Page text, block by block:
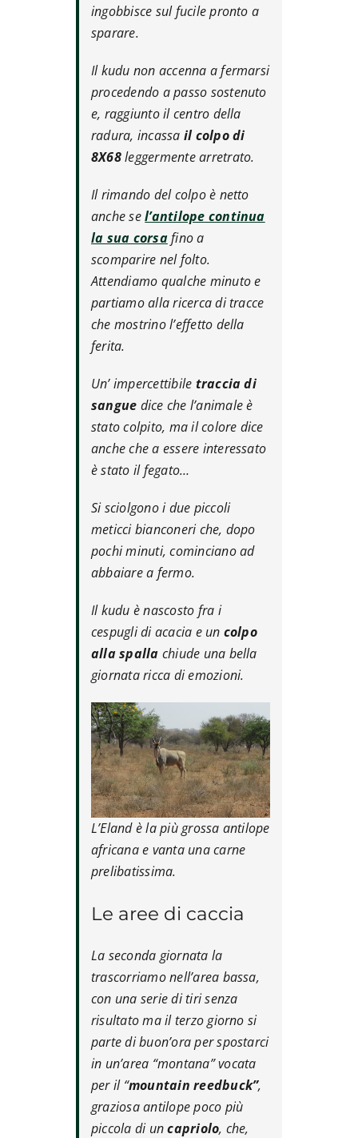
ingobbisce sul fucile pronto a
sparare.
Il kudu non accenna a fermarsi
procedendo a passo sostenuto
e, raggiunto il centro della
radura, incassa il colpo di
8X68leggermente arretrato.
Il rimando del colpo è netto
anche sel’antilope continua
la sua corsafino a
scomparire nel folto.
Attendiamo qualche minuto e
partiamo alla ricerca di tracce
che mostrino l’effetto della
ferita.
Un’ impercettibile traccia di
sangue dice che l’animale è
stato colpito, ma il colore dice
anche che a essere interessato
è stato il fegato…
Si sciolgono i due piccoli
meticci bianconeri che, dopo
pochi minuti, cominciano ad
abbaiare a fermo.
Il kudu è nascosto fra i
cespugli di acacia e un colpo
alla spalla chiude una bella
giornata ricca di emozioni.
L’Eland è la più grossa antilope
africana e vanta una carne
prelibatissima.
Le aree di caccia
La seconda giornata la
trascorriamo nell’area bassa,
con una serie di tiri senza
risultato ma il terzo giorno si
parte di buon’ora per spostarci
in un’area “montana” vocata
per il “mountain reedbuck”,
graziosa antilope poco più
piccola di uncapriolo, che,